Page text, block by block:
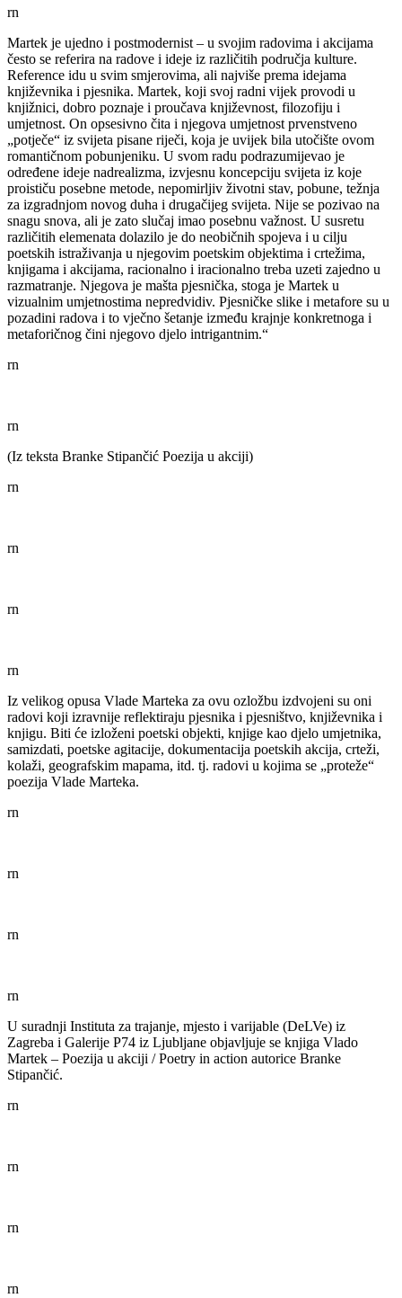
rn
Martek je ujedno i postmodernist – u svojim radovima i akcijama
često se referira na radove i ideje iz različitih područja kulture.
Reference idu u svim smjerovima, ali najviše prema idejama
književnika i pjesnika. Martek, koji svoj radni vijek provodi u
knjižnici, dobro poznaje i proučava književnost, filozofiju i
umjetnost. On opsesivno čita i njegova umjetnost prvenstveno
„potječe“ iz svijeta pisane riječi, koja je uvijek bila utočište ovom
romantičnom pobunjeniku. U svom radu podrazumijevao je
određene ideje nadrealizma, izvjesnu koncepciju svijeta iz koje
proističu posebne metode, nepomirljiv životni stav, pobune, težnja
za izgradnjom novog duha i drugačijeg svijeta. Nije se pozivao na
snagu snova, ali je zato slučaj imao posebnu važnost. U susretu
različitih elemenata dolazilo je do neobičnih spojeva i u cilju
poetskih istraživanja u njegovim poetskim objektima i crtežima,
knjigama i akcijama, racionalno i iracionalno treba uzeti zajedno u
razmatranje. Njegova je mašta pjesnička, stoga je Martek u
vizualnim umjetnostima nepredvidiv. Pjesničke slike i metafore su u
pozadini radova i to vječno šetanje između krajnje konkretnoga i
metaforičnog čini njegovo djelo intrigantnim.“
rn
rn
(Iz teksta Branke Stipančić Poezija u akciji)
rn
rn
rn
rn
Iz velikog opusa Vlade Marteka za ovu ozložbu izdvojeni su oni
radovi koji izravnije reflektiraju pjesnika i pjesništvo, književnika i
knjigu. Biti će izloženi poetski objekti, knjige kao djelo umjetnika,
samizdati, poetske agitacije, dokumentacija poetskih akcija, crteži,
kolaži, geografskim mapama, itd. tj. radovi u kojima se „proteže“
poezija Vlade Marteka.
rn
rn
rn
rn
U suradnji Instituta za trajanje, mjesto i varijable (DeLVe) iz
Zagreba i Galerije P74 iz Ljubljane objavljuje se knjiga Vlado
Martek – Poezija u akciji / Poetry in action autorice Branke
Stipančić.
rn
rn
rn
rn